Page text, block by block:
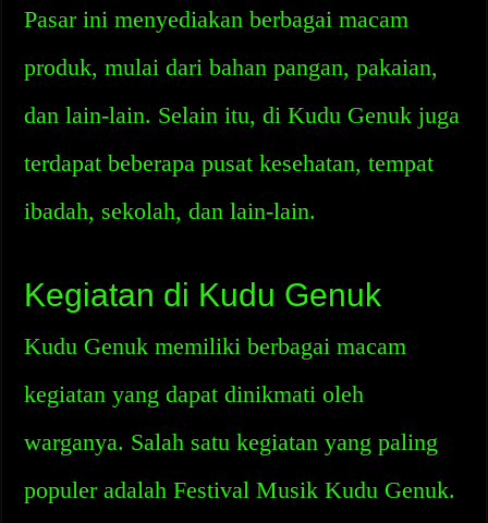
Pasar ini menyediakan berbagai macam
produk, mulai dari bahan pangan, pakaian,
dan lain-lain. Selain itu, di Kudu Genuk juga
terdapat beberapa pusat kesehatan, tempat
ibadah, sekolah, dan lain-lain.
Kegiatan di Kudu Genuk
Kudu Genuk memiliki berbagai macam
kegiatan yang dapat dinikmati oleh
warganya. Salah satu kegiatan yang paling
populer adalah Festival Musik Kudu Genuk.